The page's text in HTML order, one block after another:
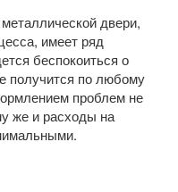
двери,
имеет ряд
беспокоиться о
получится по любому
проблем не
же и расходы на